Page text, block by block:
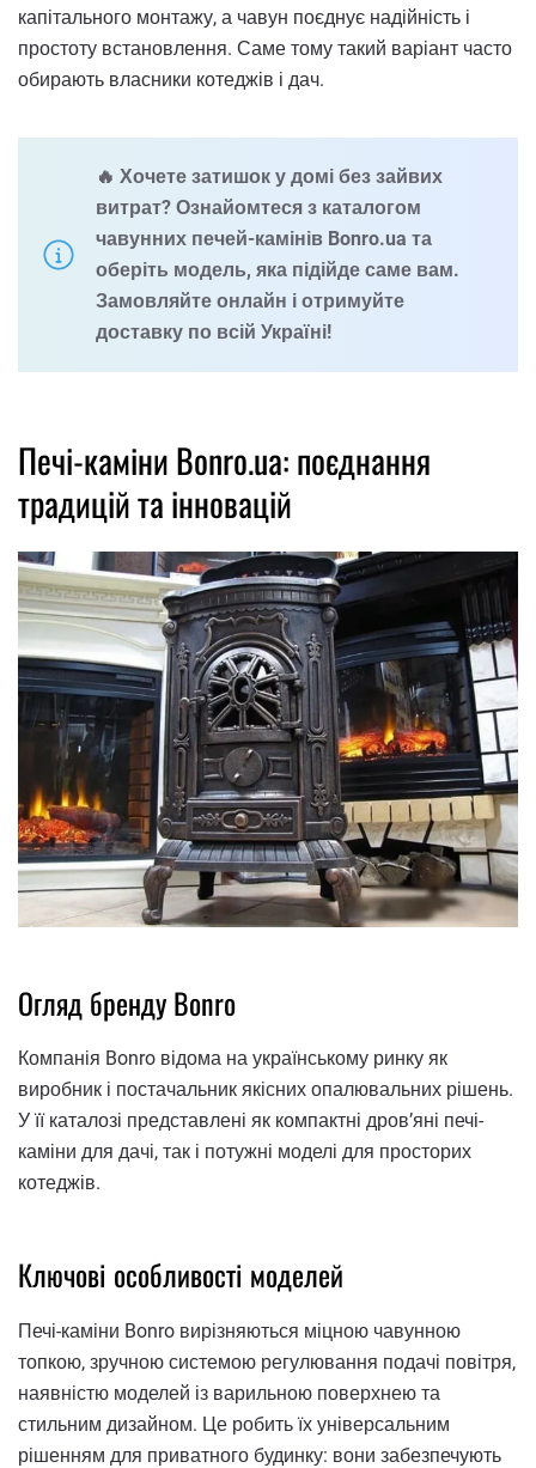
капітального монтажу, а чавун поєднує надійність і
простоту встановлення. Саме тому такий варіант часто
обирають власники котеджів і дач.
🔥 Хочете затишок у домі без зайвих
витрат? Ознайомтеся з каталогом
чавунних печей-камінів Bonro.ua та
оберіть модель, яка підійде саме вам.
Замовляйте онлайн і отримуйте
доставку по всій Україні!
Печі-каміни Bonro.ua: поєднання
традицій та інновацій
Огляд бренду Bonro
Компанія Bonro відома на українському ринку як
виробник і постачальник якісних опалювальних рішень.
У її каталозі представлені як компактні дров’яні печі-
каміни для дачі, так і потужні моделі для просторих
котеджів.
Ключові особливості моделей
Печі-каміни Bonro вирізняються міцною чавунною
топкою, зручною системою регулювання подачі повітря,
наявністю моделей із варильною поверхнею та
стильним дизайном. Це робить їх універсальним
рішенням для приватного будинку: вони забезпечують